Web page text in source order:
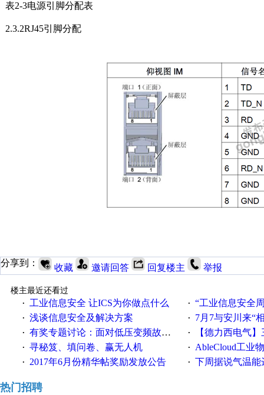
表2-3电源引脚分配表
2.3.2RJ45引脚分配
分享到： 收藏 邀请回答 回复楼主 举报
楼主最近还看过
·
工业信息安全 让ICS为你做点什么 · “工业信息安全周之我见”
· 浅谈信息安全及解决方案 · 7月7与安川来“
· 有奖专题讨论：面对低压变频故障，老手是这样解决的！ · 【德力西电气】三
· 寻秘笈、填问卷、赢无人机 · AbleCloud工业物联
· 2017年6月份精华帖奖励发放公告 · 下周据说气温能
热门招聘